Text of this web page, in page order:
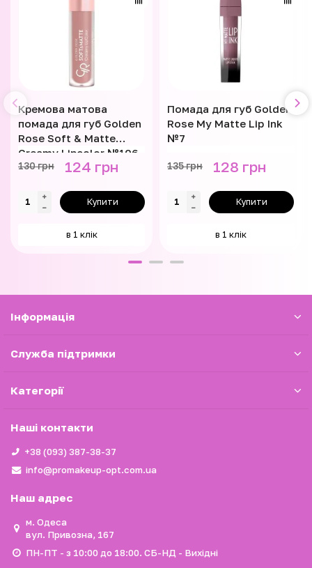
Кремова матова
помада для губ Golden
Rose Soft & Matte
Creamy Lipcolor №106
130 грн 124 грн
Купити
в 1 клік
Помада для губ Golden
Rose My Matte Lip Ink
№7
135 грн 128 грн
Купити
в 1 клік
Iнформація
Служба підтримки
Категорії
Наші контакти
+38 (093) 387-38-37
info@promakeup-opt.com.ua
Наш адрес
м. Одеса
вул. Привозна, 167
ПН-ПТ - з 10:00 до 18:00. СБ-НД - Вихідні